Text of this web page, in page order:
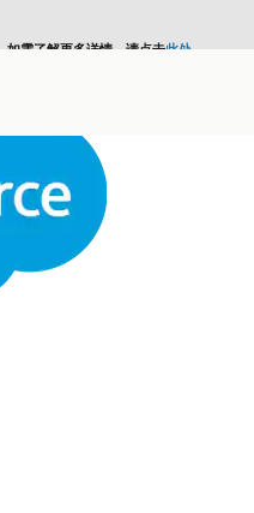
如需了解更多详情，请点击此处